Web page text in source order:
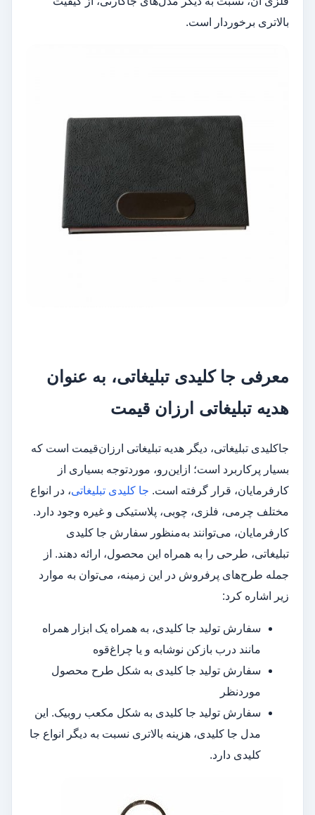
بالاتری برخوردار است.
معرفی جا کلیدی تبلیغاتی، به عنوان
هدیه تبلیغاتی ارزان قیمت
جاکلیدی تبلیغاتی، دیگر هدیه تبلیغاتی ارزان‌قیمت است که
بسیار پرکاربرد است؛ ازاین‌رو، موردتوجه بسیاری از
کارفرمایان، قرار گرفته است. جا کلیدی تبلیغاتی، در انواع
مختلف چرمی، فلزی، چوبی، پلاستیکی و غیره وجود دارد.
کارفرمایان، می‌توانند به‌منظور سفارش جا کلیدی
تبلیغاتی، طرحی را به همراه این محصول، ارائه دهند. از
جمله طرح‌های پرفروش در این زمینه، می‌توان به موارد
زیر اشاره کرد:
سفارش تولید جا کلیدی، به همراه یک ابزار همراه
مانند درب بازکن نوشابه و یا چراغ‌قوه
سفارش تولید جا کلیدی به شکل طرح محصول
موردنظر
سفارش تولید جا کلیدی به شکل مکعب روبیک. این
مدل جا کلیدی، هزینه بالاتری نسبت به دیگر انواع جا
کلیدی دارد.